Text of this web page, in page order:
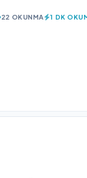
22 OKUNMA 1 DK